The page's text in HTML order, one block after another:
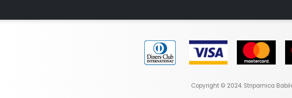
Copyright © 2024. Striparnica